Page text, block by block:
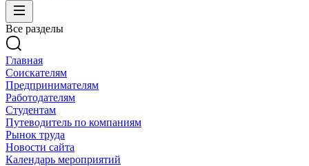
Все разделы
Главная
Соискателям
Предпринимателям
Работодателям
Студентам
Путеводитель по компаниям
Рынок труда
Новости сайта
Календарь мероприятий